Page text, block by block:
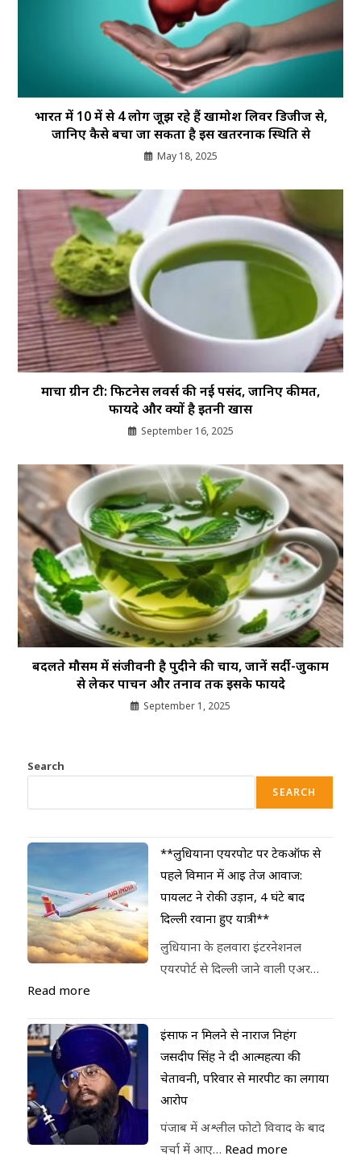
भारत में 10 में से 4 लोग जूझ रहे हैं खामोश लिवर डिजीज से,
जानिए कैसे बचा जा सकता है इस खतरनाक स्थिति से
May 18, 2025
माचा ग्रीन टी: फिटनेस लवर्स की नई पसंद, जानिए कीमत,
फायदे और क्यों है इतनी खास
September 16, 2025
बदलते मौसम में संजीवनी है पुदीने की चाय, जानें सर्दी-जुकाम
से लेकर पाचन और तनाव तक इसके फायदे
September 1, 2025
Search
SEARCH
**लुधियाना एयरपोर्ट पर टेकऑफ से
पहले विमान में आई तेज आवाज:
पायलट ने रोकी उड़ान, 4 घंटे बाद
दिल्ली रवाना हुए यात्री**
लुधियाना के हलवारा इंटरनेशनल
एयरपोर्ट से दिल्ली जाने वाली एअर…
Read more
इंसाफ न मिलने से नाराज निहंग
जसदीप सिंह ने दी आत्महत्या की
चेतावनी, परिवार से मारपीट का लगाया
आरोप
पंजाब में अश्लील फोटो विवाद के बाद
चर्चा में आए… Read more